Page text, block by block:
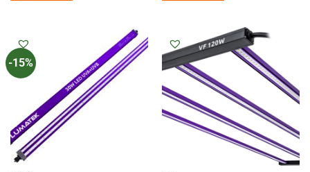
-15%